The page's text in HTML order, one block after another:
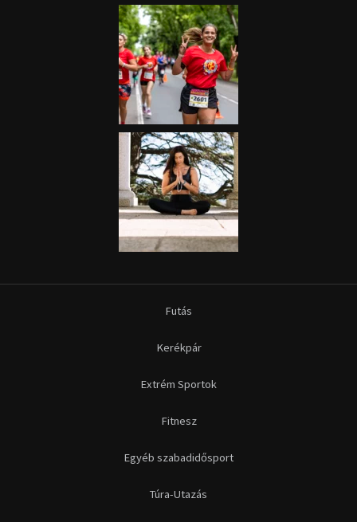
Futás
Kerékpár
Extrém Sportok
Fitnesz
Egyéb szabadidősport
Túra-Utazás